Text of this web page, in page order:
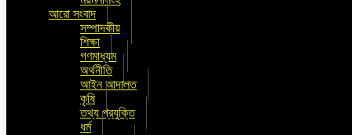
আরো সংবাদ
সম্পাদকীয়
শিক্ষা
গণমাধ্যম
অর্থনীতি
আইন আদালত
কৃষি
তথ্য প্রযুক্তি
ধর্ম